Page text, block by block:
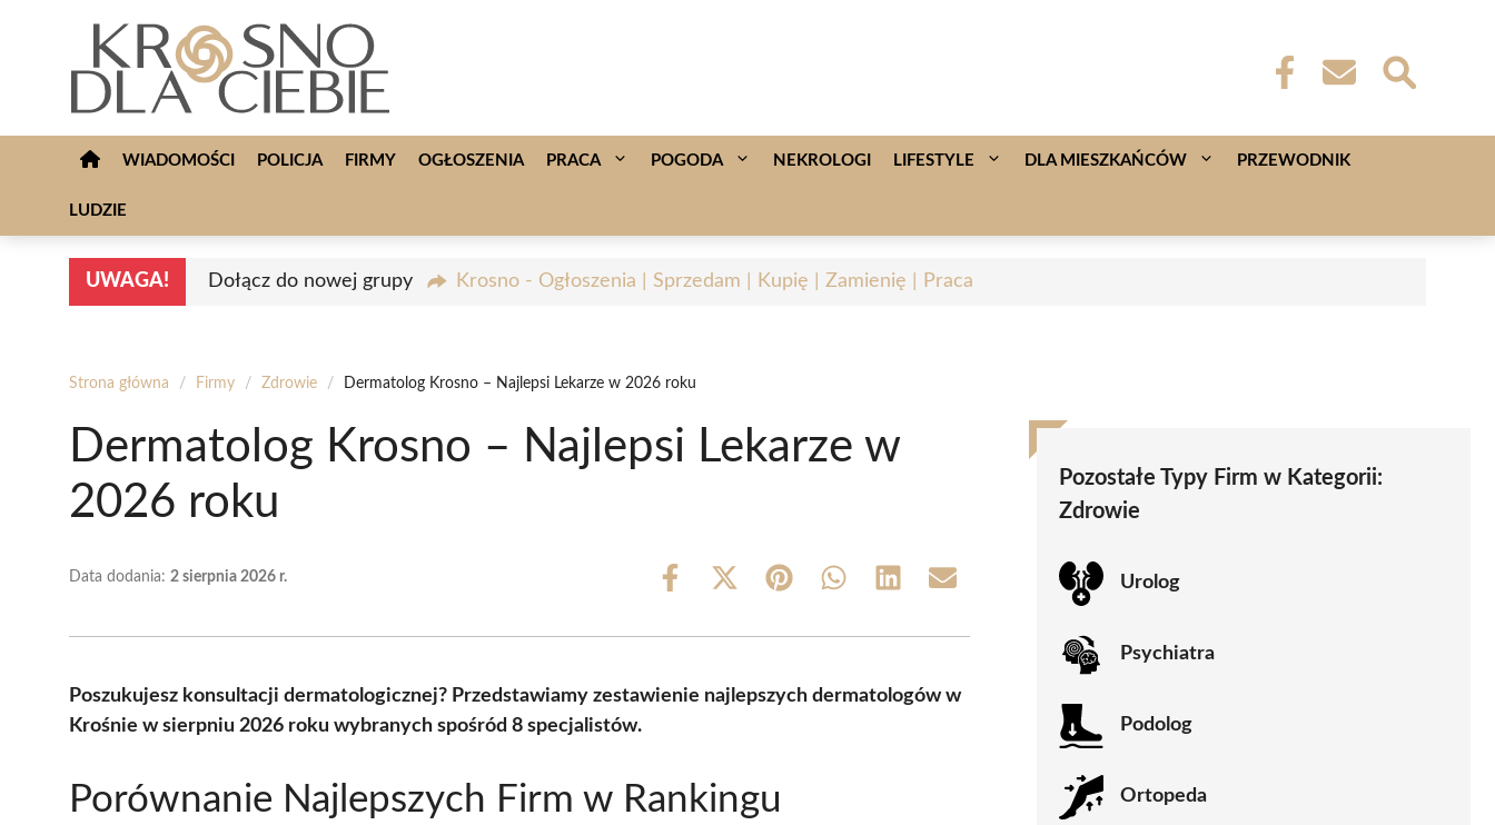
WIADOMOŚCI POLICJA FIRMY OGŁOSZENIA PRACA POGODA NEKROLOGI LIFESTYLE DLA MIESZKAŃCÓW PRZEWODNIK
LUDZIE
UWAGA! Dołącz do nowej grupy Krosno - Ogłoszenia | Sprzedam | Kupię | Zamienię | Praca
Strona główna / Firmy / Zdrowie / Dermatolog Krosno – Najlepsi Lekarze w 2026 roku
Dermatolog Krosno – Najlepsi Lekarze w
2026 roku
Data dodania: 2 sierpnia 2026 r.
Share
Share
(Twitter)
Share Share Share Share
Poszukujesz konsultacji dermatologicznej? Przedstawiamy zestawienie najlepszych dermatologów w
Krośnie w sierpniu 2026 roku wybranych spośród 8 specjalistów.
Porównanie Najlepszych Firm w Rankingu
Pozostałe Typy Firm w Kategorii:
Zdrowie
Urolog
Psychiatra
Podolog
Ortopeda